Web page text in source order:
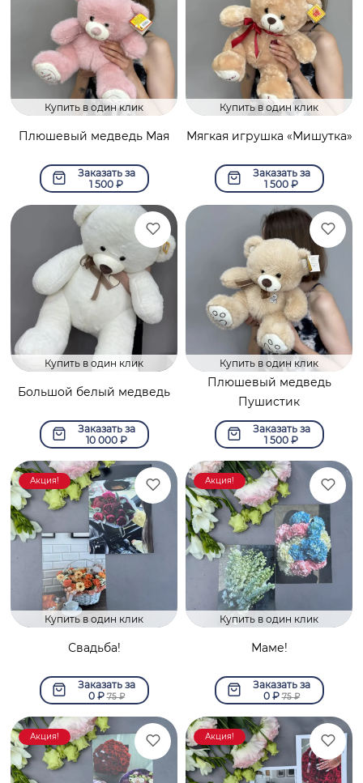
Купить в один клик
Плюшевый медведь Мая
Заказать за
1 500 ₽
Купить в один клик
Мягкая игрушка «Мишутка»
Заказать за
1 500 ₽
Купить в один клик
Большой белый медведь
Заказать за
10 000₽
Купить в один клик
Плюшевый медведь
Пушистик
Заказать за
1 500 ₽
Акция!
Купить в один клик
Свадьба!
Заказать за
0₽75₽
Акция!
Купить в один клик
Маме!
Заказать за
0₽75₽
Акция! Акция!